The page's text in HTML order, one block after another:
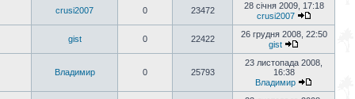
crusi2007 0 23472
28 січня 2009, 17:18
crusi2007
gist 0 22422
26 грудня 2008, 22:50
gist
Владимир 0 25793
23 листопада 2008,
16:38
Владимир